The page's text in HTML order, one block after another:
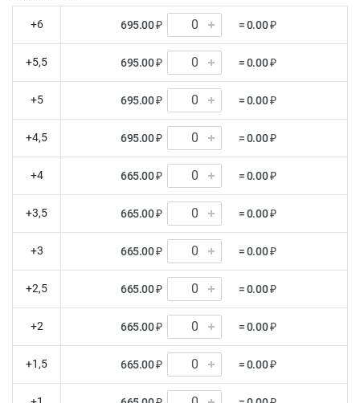
+6 695.00 ₽ = 0.00 ₽
+5,5 695.00 ₽ = 0.00 ₽
+5 695.00 ₽ = 0.00 ₽
+4,5 695.00 ₽ = 0.00 ₽
+4 665.00 ₽ = 0.00 ₽
+3,5 665.00 ₽ = 0.00 ₽
+3 665.00 ₽ = 0.00 ₽
+2,5 665.00 ₽ = 0.00 ₽
+2 665.00 ₽ = 0.00 ₽
+1,5 665.00 ₽ = 0.00 ₽